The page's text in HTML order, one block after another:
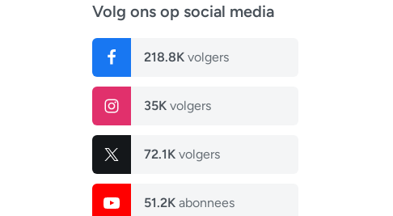
Volg ons op social media
218.8K volgers
35K volgers
72.1K volgers
51.2K abonnees